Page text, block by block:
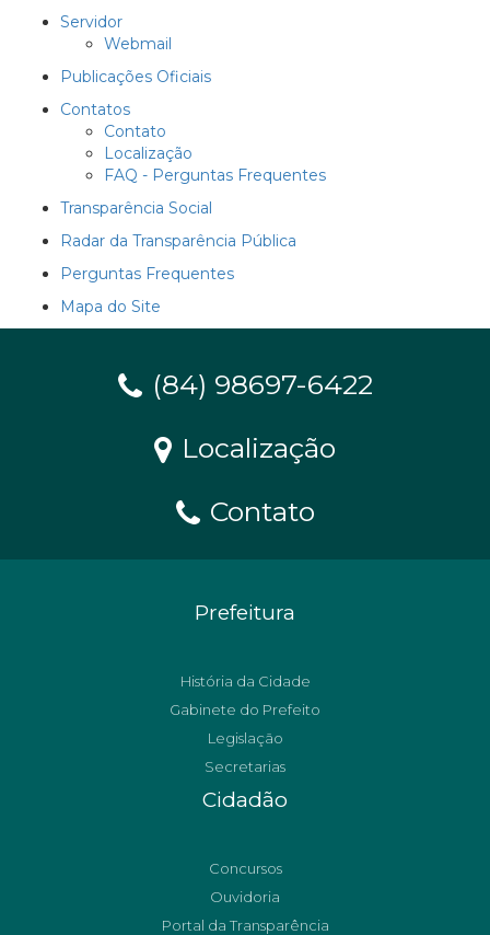
Servidor
Webmail
Publicações Oficiais
Contatos
Contato
Localização
FAQ - Perguntas Frequentes
Transparência Social
Radar da Transparência Pública
Perguntas Frequentes
Mapa do Site
(84) 98697-6422
Localização
Contato
Prefeitura
História da Cidade
Gabinete do Prefeito
Legislação
Secretarias
Cidadão
Concursos
Ouvidoria
Portal da Transparência